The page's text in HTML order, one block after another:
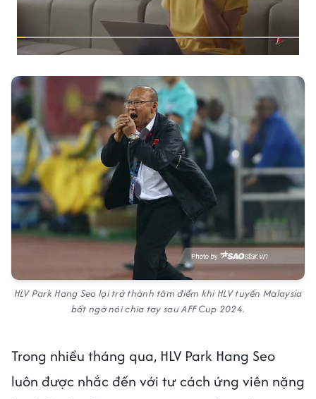
HLV Park Hang Seo lại trở thành tâm điểm khi HLV tuyển Malaysia
bất ngờ nói chia tay sau AFF Cup 2024.
Trong nhiều tháng qua, HLV Park Hang Seo
luôn được nhắc đến với tư cách ứng viên nặng